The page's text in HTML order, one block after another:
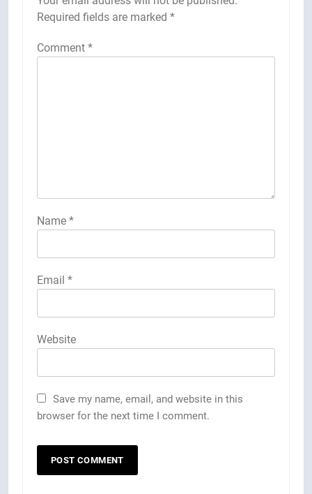
Required fields are marked *
Comment *
Name *
Email *
Website
Save my name, email, and website in this
browser for the next time I comment.